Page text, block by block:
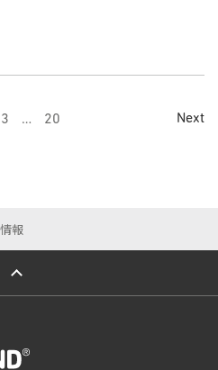
3 … 20 Next
報